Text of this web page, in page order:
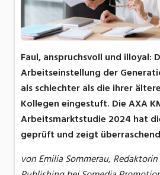
Faul, anspruchsvoll und illoyal:
Arbeitseinstellung der
als schlechter als die ihrer
Kollegen eingestuft. Die AXA
Arbeitsmarktstudie 2024 hat
geprüft und zeigt
von Emilia Sommerau,